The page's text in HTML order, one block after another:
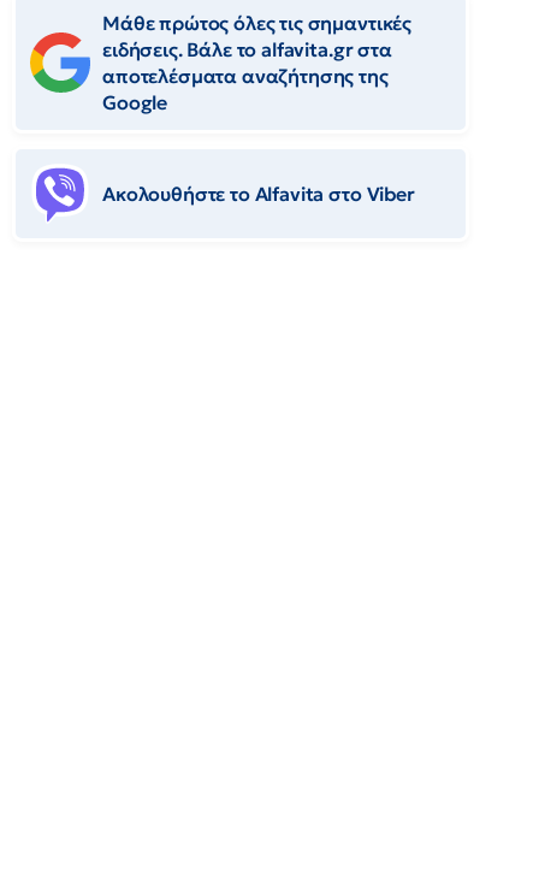
Μάθε πρώτος όλες τις σημαντικές
ειδήσεις. Βάλε το alfavita.gr στα
αποτελέσματα αναζήτησης της
Google
Ακολουθήστε το Αlfavita στο Viber